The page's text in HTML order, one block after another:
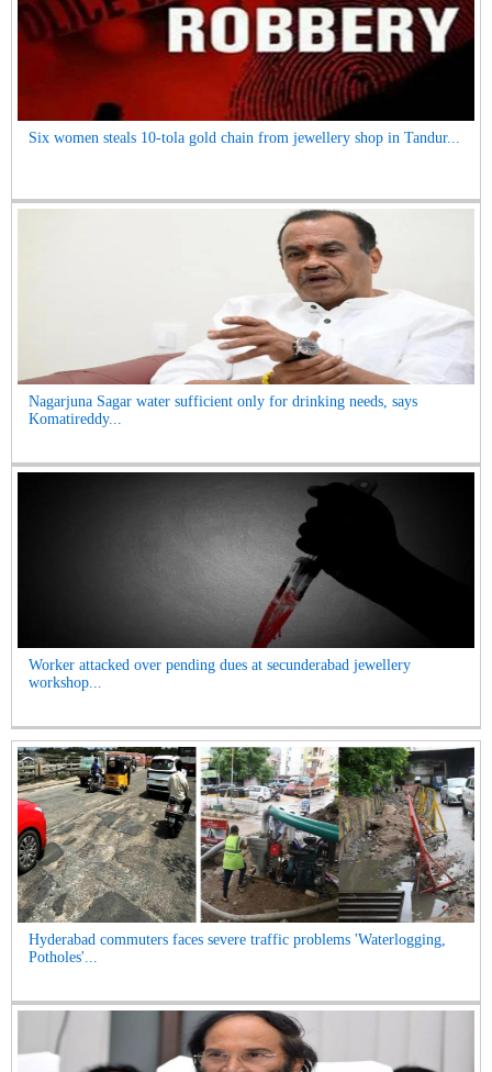
Six women steals 10-tola gold chain from jewellery shop in Tandur...
Nagarjuna Sagar water sufficient only for drinking needs, says
Komatireddy...
Worker attacked over pending dues at secunderabad jewellery
workshop...
Hyderabad commuters faces severe traffic problems 'Waterlogging,
Potholes'...